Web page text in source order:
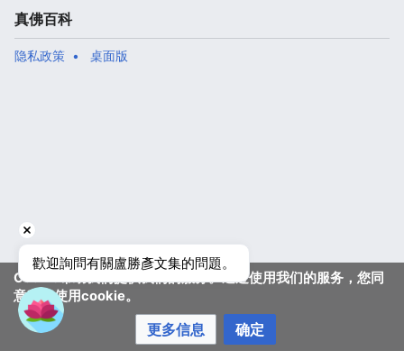
Cookie帮助我们提供我们的服务。通过使用我们的服务，您同
意我们使用cookie。
更多信息 确定
真佛百科
隐私政策 桌面版
歡迎詢問有關盧勝彥文集的問題。